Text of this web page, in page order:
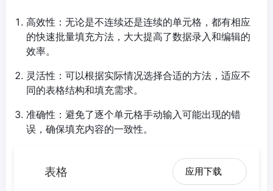
高效性：无论是不连续还是连续的单元格，都有相应
的快速批量填充方法，大大提高了数据录入和编辑的
效率。
灵活性：可以根据实际情况选择合适的方法，适应不
同的表格结构和填充需求。
准确性：避免了逐个单元格手动输入可能出现的错
误，确保填充内容的一致性。
表格 应用下载